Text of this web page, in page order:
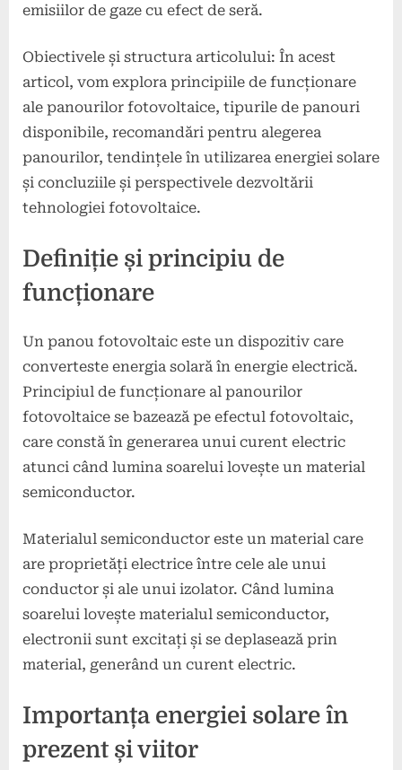
emisiilor de gaze cu efect de seră.
Obiectivele și structura articolului: În acest
articol, vom explora principiile de funcționare
ale panourilor fotovoltaice, tipurile de panouri
disponibile, recomandări pentru alegerea
panourilor, tendințele în utilizarea energiei solare
și concluziile și perspectivele dezvoltării
tehnologiei fotovoltaice.
Definiție și principiu de
funcționare
Un panou fotovoltaic este un dispozitiv care
converteste energia solară în energie electrică.
Principiul de funcționare al panourilor
fotovoltaice se bazează pe efectul fotovoltaic,
care constă în generarea unui curent electric
atunci când lumina soarelui lovește un material
semiconductor.
Materialul semiconductor este un material care
are proprietăți electrice între cele ale unui
conductor și ale unui izolator. Când lumina
soarelui lovește materialul semiconductor,
electronii sunt excitați și se deplasează prin
material, generând un curent electric.
Importanța energiei solare în
prezent și viitor